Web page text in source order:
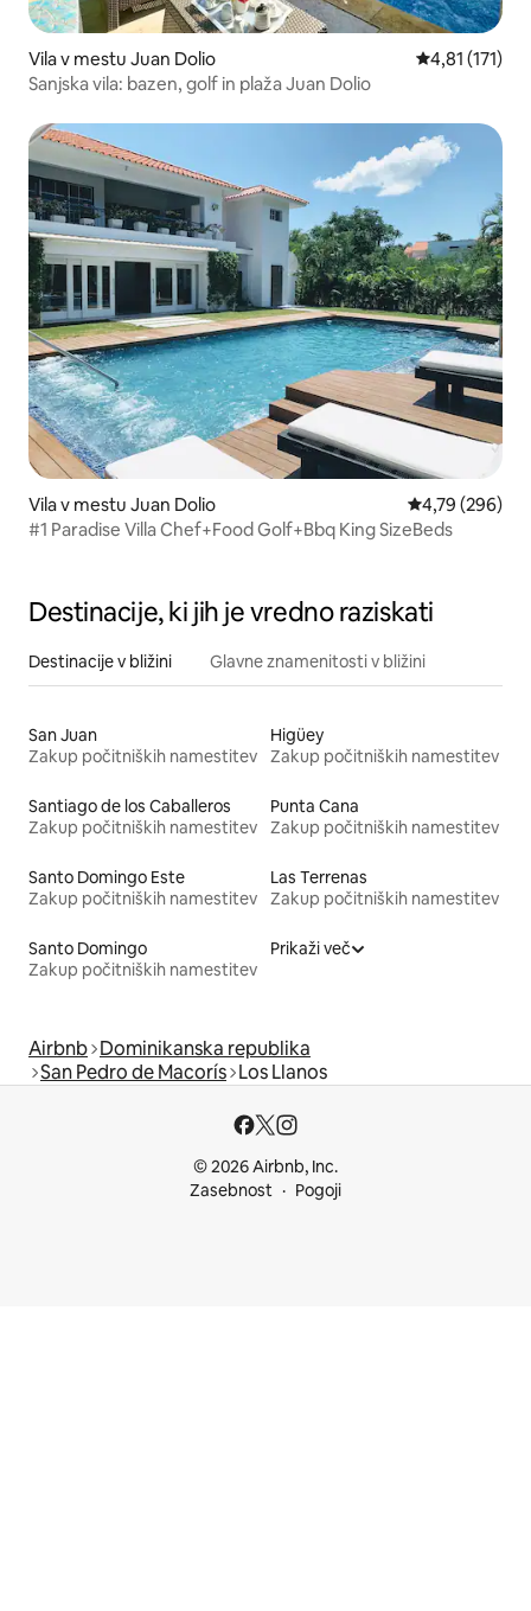
Vila v mestu Juan Dolio Povprečna
4,81 (171)
Sanjska vila: bazen, golf in plaža Juan Dolio
Vila v mestu Juan Dolio Povprečna
4,79 (296)
#1 Paradise Villa Chef+Food Golf+Bbq King SizeBeds
Destinacije, ki jih je vredno raziskati
Destinacije v bližini Glavne znamenitosti v bližini
San Juan
Zakup počitniških namestitev
Higüey
Zakup počitniških namestitev
Santiago de los Caballeros
Zakup počitniških namestitev
Punta Cana
Zakup počitniških namestitev
Santo Domingo Este
Zakup počitniških namestitev
Las Terrenas
Zakup počitniških namestitev
Santo Domingo
Zakup počitniških namestitev
Prikaži več
Airbnb Dominikanska republika
San Pedro de Macorís Los Llanos
© 2026 Airbnb, Inc.
Zasebnost
Pogoji